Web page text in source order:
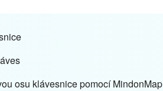
osu klávesnice pomocí MindonMap